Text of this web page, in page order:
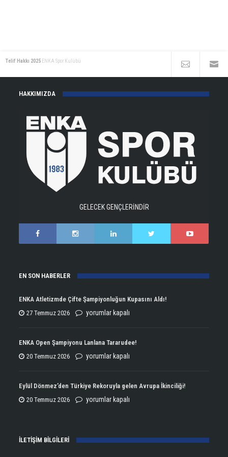
Telif Hakkı 2025 ENKA Spor Kulübü
HAKKIMIZDA
GELECEK GENÇLERİNDİR
EN SON HABERLER
ENKA Atletizmde Çifte Şampiyonluğun Kupasını Aldı!
27 Temmuz 2026
ENKA
Çifte
Şampiyonluğun
yorumlar kapalı
ENKA Open Şampiyonu Lanlana Tararudee!
20 Temmuz 2026
ENKA
Şampiyonu
Lanlana
yorumlar kapalı
Eylül Dönmez’den Türkiye Rekoruyla gelen Avrupa İkinciliği!
20 Temmuz 2026
Eylül
Rekoruyla
yorumlar kapalı
İLETİŞİM BİLGİLERİ